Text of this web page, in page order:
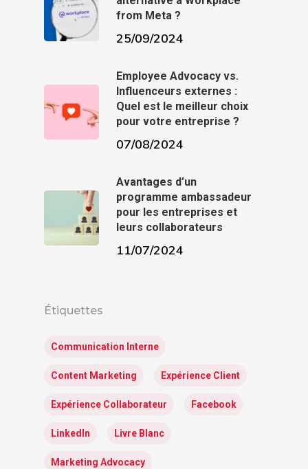
from Meta ?
25/09/2024
Employee Advocacy vs.
Influenceurs externes :
Quel est le meilleur choix
pour votre entreprise ?
07/08/2024
Avantages d’un
programme ambassadeur
pour les entreprises et
leurs collaborateurs
11/07/2024
Étiquettes
Communication Interne
Content Marketing Expérience Client
Expérience Collaborateur Facebook
LinkedIn Livre Blanc
Marketing Advocacy